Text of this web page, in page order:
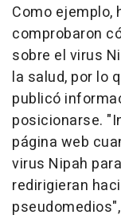
Como ejemplo,
comprobaron
sobre el virus
la salud, por lo
publicó
posicionarse.
página web
virus Nipah
redirigieran